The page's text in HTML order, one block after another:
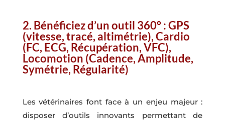
2. Bénéficiez d’un outil 360° : GPS
(vitesse, tracé, altimétrie), Cardio
(FC, ECG, Récupération, VFC),
Locomotion (Cadence, Amplitude,
Symétrie, Régularité)
Les vétérinaires font face à un enjeu majeur :
disposer d’outils innovants permettant de